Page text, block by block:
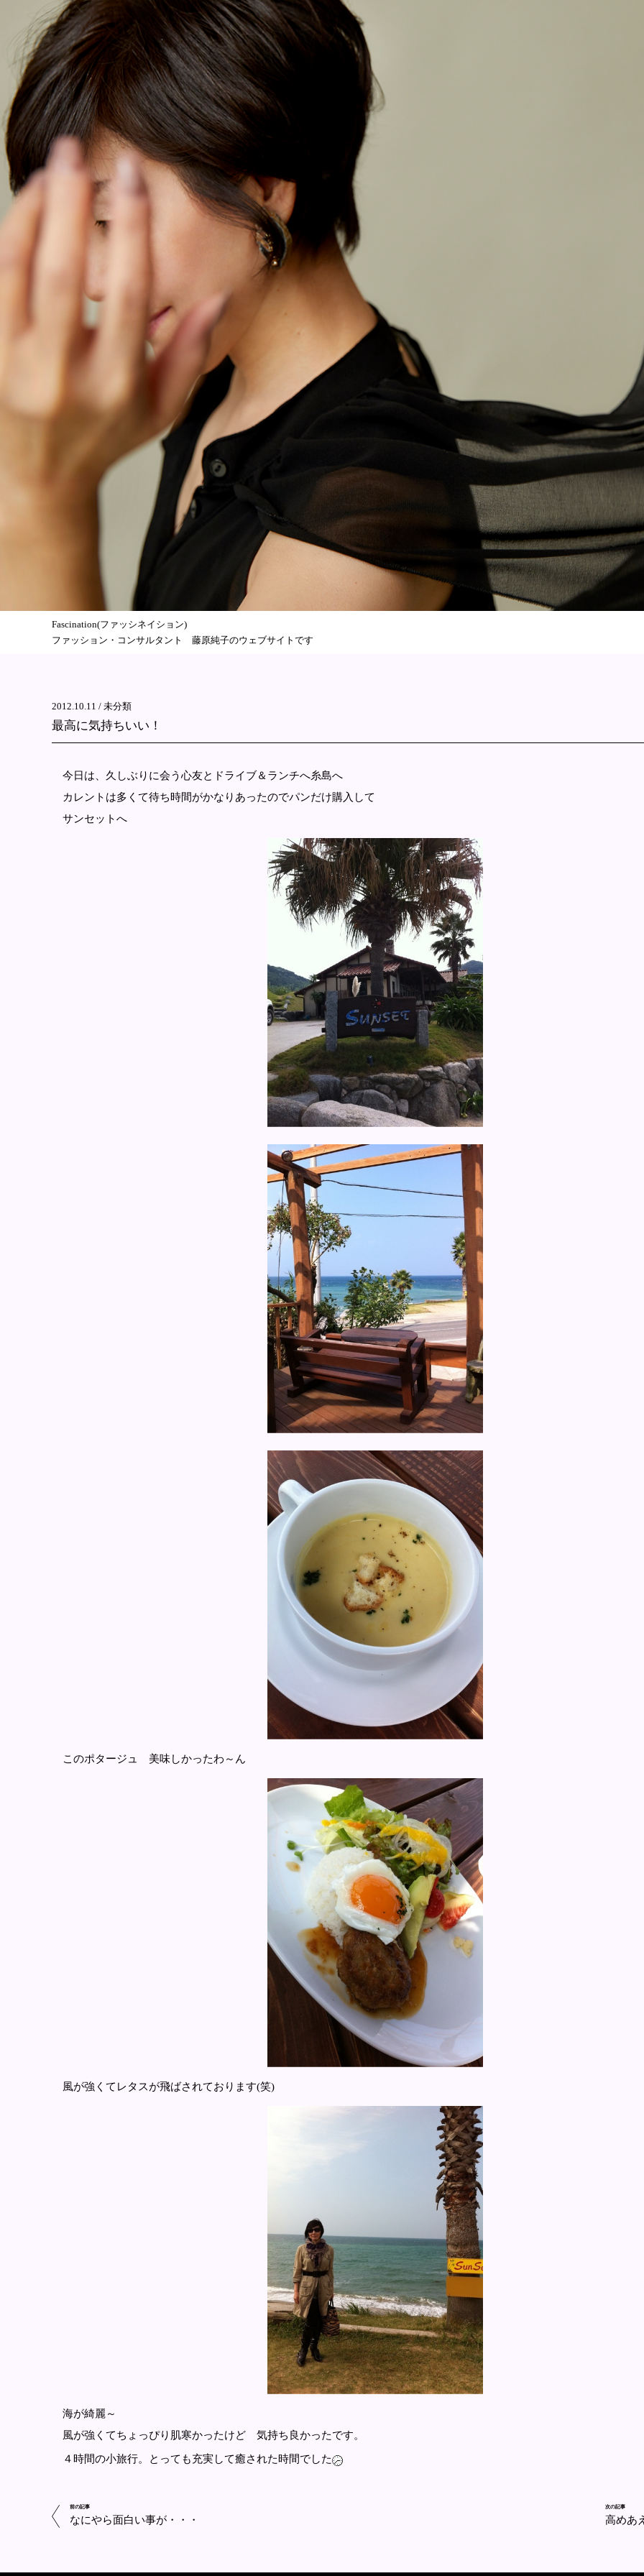
Fascination(ファッシネイション)
ファッション・コンサルタント 藤原純子のウェブサイトです
2012.10.11 / 未分類
最高に気持ちいい！
今日は、久しぶりに会う心友とドライブ＆ランチへ糸島へ
カレントは多くて待ち時間がかなりあったのでパンだけ購入して
サンセットへ
このポタージュ 美味しかったわ～ん
風が強くてレタスが飛ばされております(笑)
海が綺麗～
風が強くてちょっぴり肌寒かったけど 気持ち良かったです。
４時間の小旅行。とっても充実して癒された時間でした
前の記事
なにやら面白い事が・・・
次の記事
高めあ